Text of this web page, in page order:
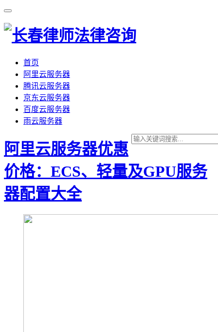
首页
阿里云服务器
腾讯云服务器
京东云服务器
百度云服务器
雨云服务器
阿里云服务器优惠
价格：ECS、轻量及GPU服务
器配置大全